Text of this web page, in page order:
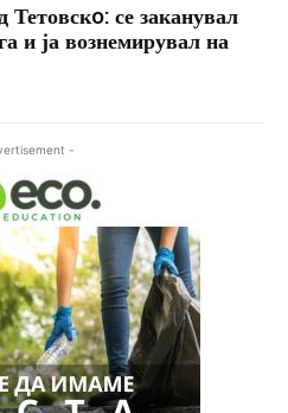
се заканувал
и ја вознемирувал на
-